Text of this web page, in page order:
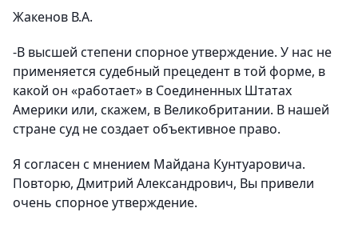
Жакенов В.А.
-В высшей степени спорное утверждение. У нас не
применяется судебный прецедент в той форме, в
какой он «работает» в Соединенных Штатах
Америки или, скажем, в Великобритании. В нашей
стране суд не создает объективное право.
Я согласен с мнением Майдана Кунтуаровича.
Повторю, Дмитрий Александрович, Вы привели
очень спорное утверждение.